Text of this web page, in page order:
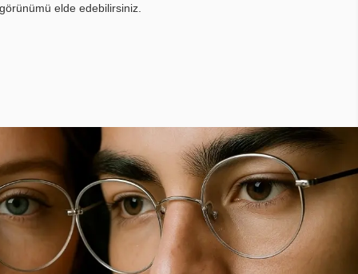
elde edebilirsiniz.